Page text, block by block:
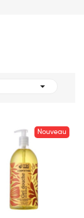

Nouveau